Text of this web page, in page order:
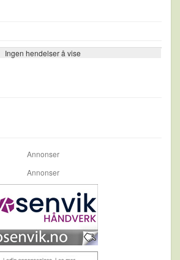
Ingen hendelser å vise
Annonser
Annonser